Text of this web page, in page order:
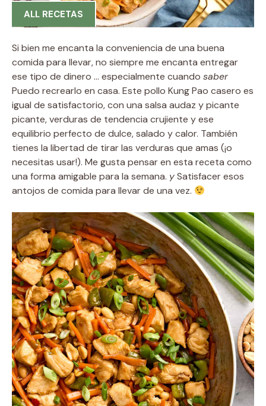
ALL RECETAS
Si bien me encanta la conveniencia de una buena
comida para llevar, no siempre me encanta entregar
ese tipo de dinero … especialmente cuando saber
Puedo recrearlo en casa. Este pollo Kung Pao casero es
igual de satisfactorio, con una salsa audaz y picante
picante, verduras de tendencia crujiente y ese
equilibrio perfecto de dulce, salado y calor. También
tienes la libertad de tirar las verduras que amas (¡o
necesitas usar!). Me gusta pensar en esta receta como
una forma amigable para la semana. ySatisfacer esos
antojos de comida para llevar de una vez.